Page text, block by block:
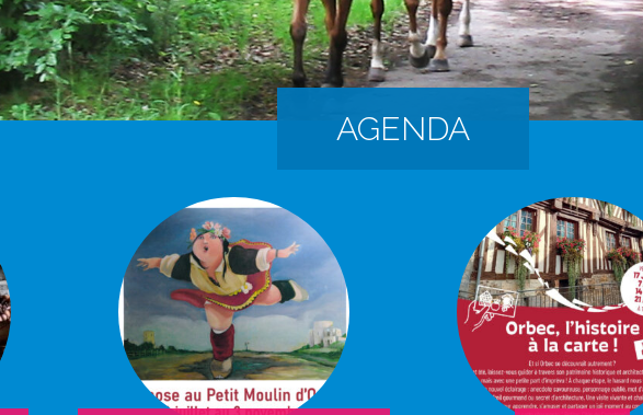
AGENDA